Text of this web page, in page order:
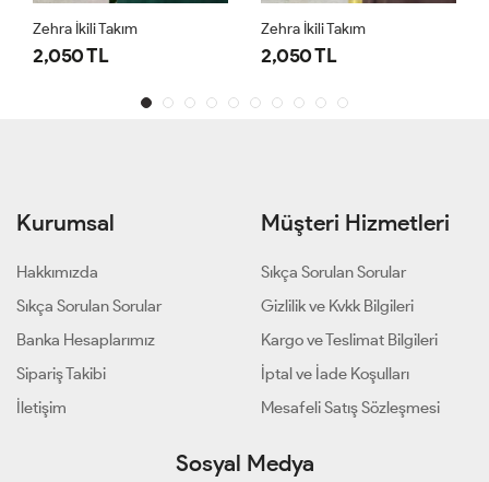
Zehra İkili Takım
2,050 TL
Zehra İkili Takım
2,050 TL
Kurumsal
Hakkımızda
Sıkça Sorulan Sorular
Banka Hesaplarımız
Sipariş Takibi
İletişim
Müşteri Hizmetleri
Sıkça Sorulan Sorular
Gizlilik ve Kvkk Bilgileri
Kargo ve Teslimat Bilgileri
İptal ve İade Koşulları
Mesafeli Satış Sözleşmesi
Sosyal Medya